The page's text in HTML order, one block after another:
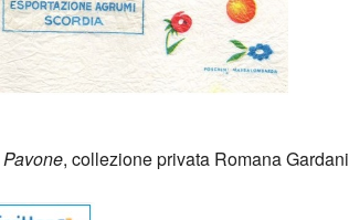
Pavone, collezione privata Romana Gardani